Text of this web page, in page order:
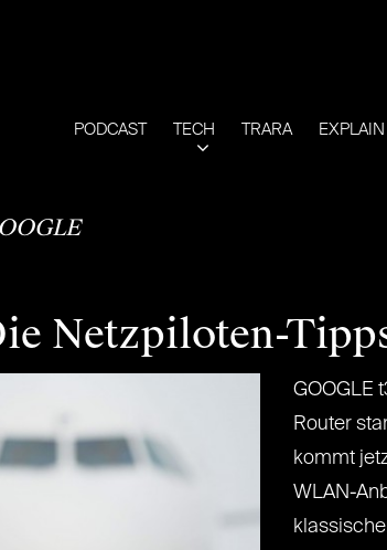
PODCAST TECH TRARA EXPLAIN
Netzpiloten-
GOOGLE
Router
kommt
WLAN-